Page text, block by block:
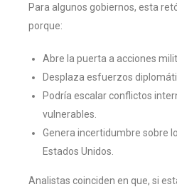
Para algunos gobiernos, esta
porque:
Abre la puerta a acciones
Desplaza esfuerzos
Podría escalar conflictos
vulnerables.
Genera incertidumbre sobre
Estados Unidos.
Analistas coinciden en que, si